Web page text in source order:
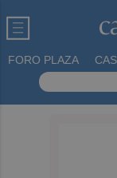
FORO PLAZA